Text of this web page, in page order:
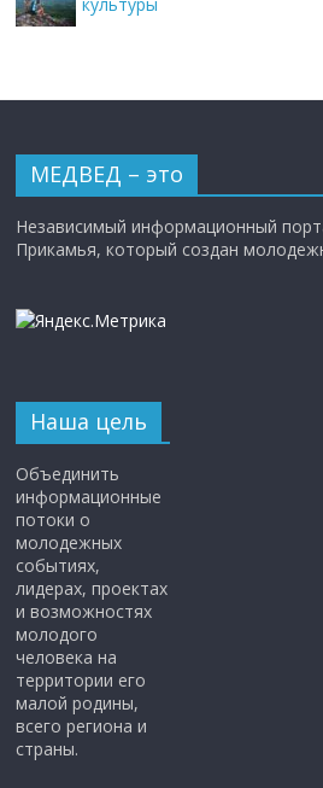
МЕДВЕД – это
Независимый информационный
Прикамья, который создан
Наша цель
Объединить
информационные
потоки о
молодежных
событиях,
лидерах, проектах
и возможностях
молодого
человека на
территории его
малой родины,
всего региона и
страны.